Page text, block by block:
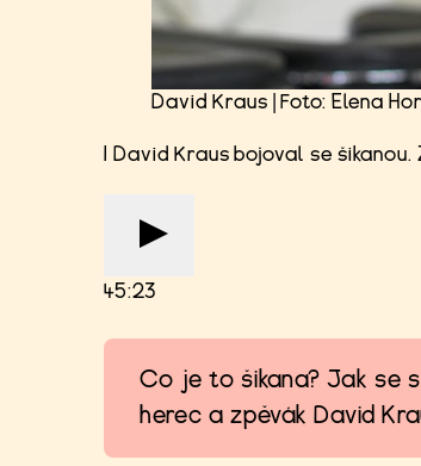
David Kraus | Foto: Elena
I David Kraus bojoval se
45:23
Co je to šikana? Jak se
herec a zpěvák David